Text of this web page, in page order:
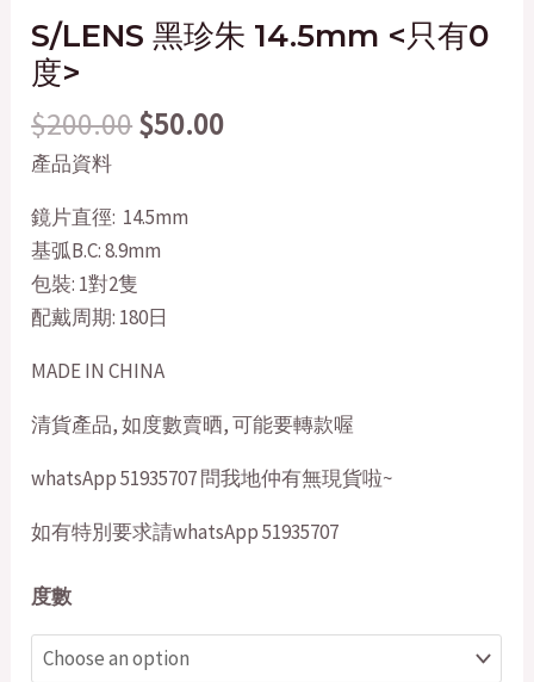
S/LENS 黑珍朱 14.5mm <只有0
度>
$200.00$50.00
產品資料
鏡片直徑: 14.5mm
基弧B.C: 8.9mm
包裝: 1對2隻
配戴周期: 180日
MADE IN CHINA
清貨產品, 如度數賣晒, 可能要轉款喔
whatsApp 51935707 問我地仲有無現貨啦~
如有特別要求請whatsApp 51935707
度數